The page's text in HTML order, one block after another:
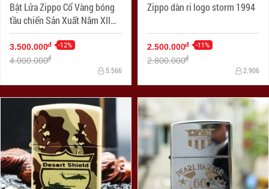
Bật Lửa Zippo Cổ Vàng bóng
tầu chiến Sản Xuất Năm XII
(1996 )
3.500.000đ -12%
4.000.000đ
5.566
Zippo dàn ri logo storm 1994
2.500.000đ -11%
2.800.000đ
2.906